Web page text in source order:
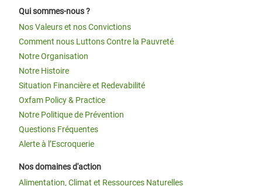
Qui sommes-nous ?
Nos Valeurs et nos Convictions
Comment nous Luttons Contre la Pauvreté
Notre Organisation
Notre Histoire
Situation Financière et Redevabilité
Oxfam Policy & Practice
Notre Politique de Prévention
Questions Fréquentes
Alerte à l’Escroquerie
Nos domaines d'action
Alimentation, Climat et Ressources Naturelles